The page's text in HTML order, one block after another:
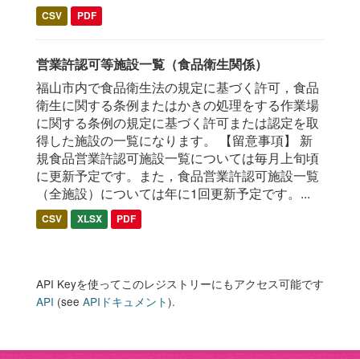
CSV PDF
営業許認可等施設一覧（食品衛生関係）
福山市内で食品衛生法の規定に基づく許可，食品
衛生に関する条例またはかきの処理をする作業場
に関する条例の規定に基づく許可または認定を取
得した施設の一覧になります。 【留意事項】 新
規食品営業許認可施設一覧については毎月上旬頃
に更新予定です。また，食品営業許認可施設一覧
（全施設）については年に1回更新予定です。...
CSV XLSX PDF
API Keyを使ってこのレジストリーにもアクセス可能です
API (see APIドキュメント).